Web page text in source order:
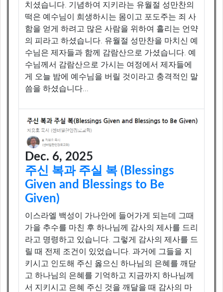
워싱턴지역한인교회협의회
(Washington Korean Church Association)
KPCC 센터빌 서예반
(KPCC Calligraphy Class)
PCA 한인 수도노회 노회장 차용호목사
(PCA Korean Capital Presbytery President Rev. Cha)
(PCA Presbytery)
PCA-CKC 총회 및 수련회 제 - 14대 회장 차용호목사
(PCA-CKC General Assembly and Retreat - 14th President
Rev. Yongho John Cha)
PCA-CKC 제 28 차 총회 및 수련회
PCA-CKC 제 29 차 총회
(PCA-CKC 29th General Assembly)
치셨습니다. 기념하여 지키라는 유월절 성만찬의
떡은 예수님이 희생하시는 몸이고 포도주는 죄 사
함을 얻게 하려고 많은 사람을 위하여 흘리는 언약
의 피라고 하셨습니다. 유월절 성만찬을 마치신 예
수님은 제자들과 함께 감람산으로 가셨습니다. 예
수님께서 감람산으로 가시는 여정에서 제자들에
게 오늘 밤에 예수님을 버릴 것이라고 충격적인 말
씀을 하셨습니다...
Dec. 6, 2025
주신 복과 주실 복 (Blessings
Given and Blessings to Be
Given)
이스라엘 백성이 가나안에 들어가게 되는데 그때
가을 추수를 마친 후 하나님께 감사의 제사를 드리
라고 명령하고 있습니다. 그렇게 감사의 제사를 드
릴 때 전제 조건이 있었습니다. 과거에 그들을 지
키시고 인도해 주신 옳으신 하나님의 은혜를 깨닫
고 하나님의 은혜를 기억하고 지금까지 하나님께
서 지키시고 은혜 주신 것을 깨달을 때 감사의 마